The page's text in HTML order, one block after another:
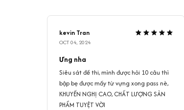
kevin Tran
OCT 04, 2024
Ưng nha
Siêu sát đề thi, mình được hỏi 10 câu thì
bập bẹ được mấy từ vựng xong pass nè,
KHUYẾN NGHỊ CAO, CHẤT LƯỢNG SẢN
PHẨM TUYỆT VỜI